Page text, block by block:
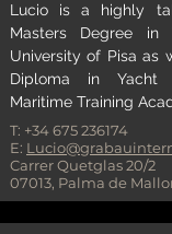
Lucio is a highly
Masters Degree
University of Pisa as
Diploma in Yacht
Maritime Training
T: +34 675 236174
E:
Carrer Quetglas 20/2
07013, Palma de